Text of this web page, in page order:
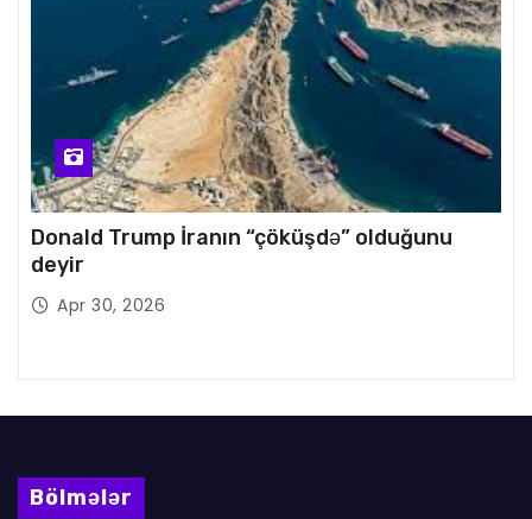
Donald Trump İranın “çöküşdə” olduğunu
deyir
Apr 30, 2026
Bölmələr